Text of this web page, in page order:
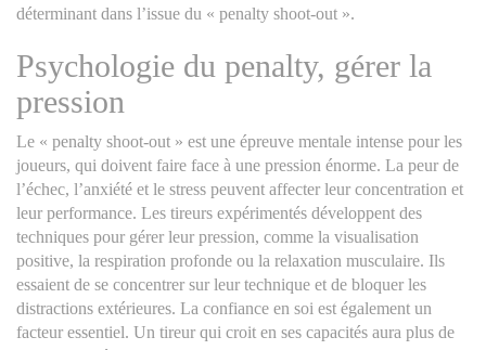
déterminant dans l’issue du « penalty shoot-out ».
Psychologie du penalty, gérer la
pression
Le « penalty shoot-out » est une épreuve mentale intense pour les
joueurs, qui doivent faire face à une pression énorme. La peur de
l’échec, l’anxiété et le stress peuvent affecter leur concentration et
leur performance. Les tireurs expérimentés développent des
techniques pour gérer leur pression, comme la visualisation
positive, la respiration profonde ou la relaxation musculaire. Ils
essaient de se concentrer sur leur technique et de bloquer les
distractions extérieures. La confiance en soi est également un
facteur essentiel. Un tireur qui croit en ses capacités aura plus de